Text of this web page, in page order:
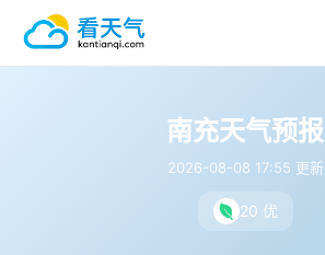
南充天气预报
2026-08-08 17:55 更新
20 优